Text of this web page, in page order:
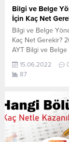
olan en son güncel
YÖKATLAS-YÖK
Katsayı:0,12
Bilgi ve Belge
İçin Kaç Net
Bilgi ve Belge
Kaç Net Gerekir?
AYT Bilgi ve Belge
sorusunun cevabını
aşağıdan
sınavında en son
öğrencilerin
netlerdir.
TYT Net Sihirbazı,
Net Sihirbazı.
15.06.2022
87